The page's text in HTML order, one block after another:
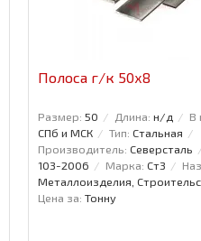
Полоса г/к 50x8
Размер: 50 Длина: н/д
В
СПб и МСК
Тип: Стальная
Производитель: Северсталь
103-2006
Марка: Ст3
Металлоизделия,
Цена за: Тонну